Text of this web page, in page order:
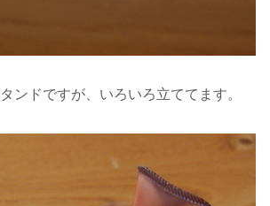
ンドですが、いろいろ立ててます。